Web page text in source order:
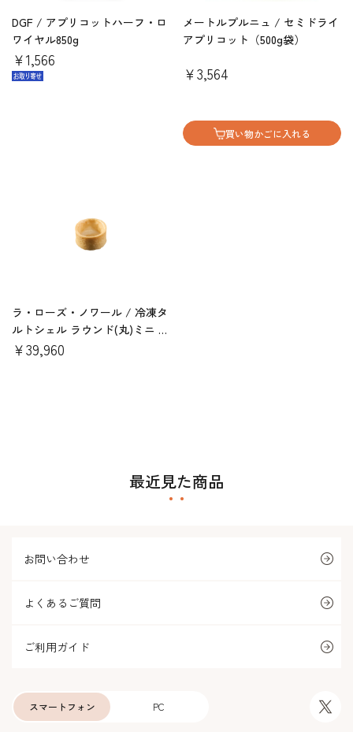
DGF / アプリコットハーフ・ロ
ワイヤル850g
￥1,566
メートルプルニュ / セミドライ
アプリコット（500g袋）
￥3,564
買い物かごに入れる
ラ・ローズ・ノワール / 冷凍タ
ルトシェル ラウンド(丸)ミニ バ
ニラC&C（42入りｘ10箱)
￥39,960
最近見た商品
お問い合わせ
よくあるご質問
ご利用ガイド
PC
スマートフォン